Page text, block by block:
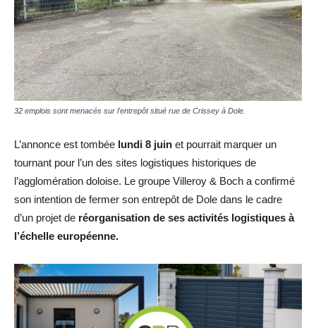
32 emplois sont menacés sur l'entrepôt situé rue de Crissey à Dole.
L’annonce est tombée lundi 8 juin et pourrait marquer un
tournant pour l’un des sites logistiques historiques de
l’agglomération doloise. Le groupe Villeroy & Boch a confirmé
son intention de fermer son entrepôt de Dole dans le cadre
d’un projet de réorganisation de ses activités logistiques à
l’échelle européenne.